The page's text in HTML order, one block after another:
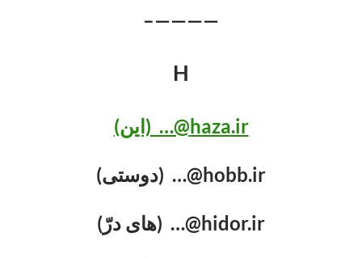
————–
H
haza.ir@… (این)
hobb.ir@… (دوستی)
hidor.ir@… (های درّ)